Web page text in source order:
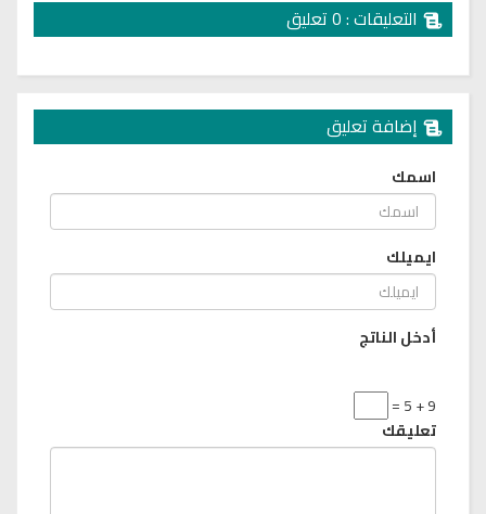
التعليقات : 0 تعليق
إضافة تعليق
اسمك
ايميلك
أدخل الناتج
9 + 5 =
تعليقك